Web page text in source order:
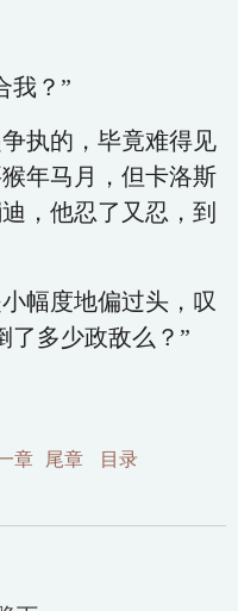
我？”
执的，毕竟难得见
年马月，但卡洛斯
，他忍了又忍，到
幅度地偏过头，叹
了多少政敌么？”
章 尾章 目录